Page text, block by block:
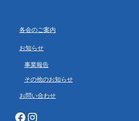
各会のご案内
お知らせ
事業報告
その他のお知らせ
お問い合わせ
Facebook Instagram